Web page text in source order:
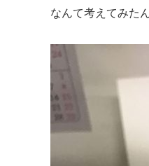
なんて考えてみた